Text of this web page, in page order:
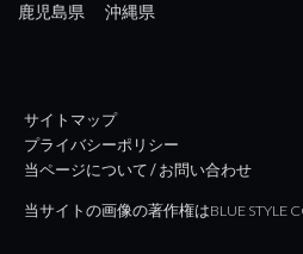
鹿児島県
沖縄県
サイトマップ
プライバシーポリシー
当ページについて / お問い合わせ
当サイトの画像の著作権はBLUE STYLE